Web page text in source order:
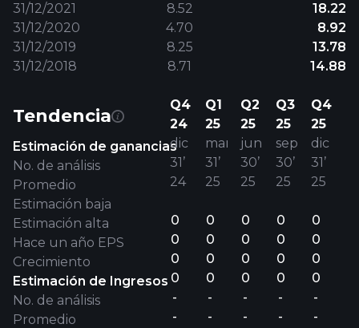
31/12/2021
8.52
18.22
31/12/2020
4.70
8.92
31/12/2019
8.25
13.78
31/12/2018
8.71 14.88
Tendencia
Estimación de ganancias
No. de análisis
Promedio
Estimación baja
Estimación alta
Hace un año EPS
Crecimiento
Estimación de Ingresos
No. de análisis
Promedio
Q4
24
dic
31’
24
0
0
0
0
-
-
Q1
25
mar
31’
25
0
0
0
0
-
-
Q2
25
jun
30’
25
0
0
0
0
-
-
Q3
25
sep
30’
25
0
0
0
0
-
-
Q4
25
dic
31’
25
0
0
0
0
-
-